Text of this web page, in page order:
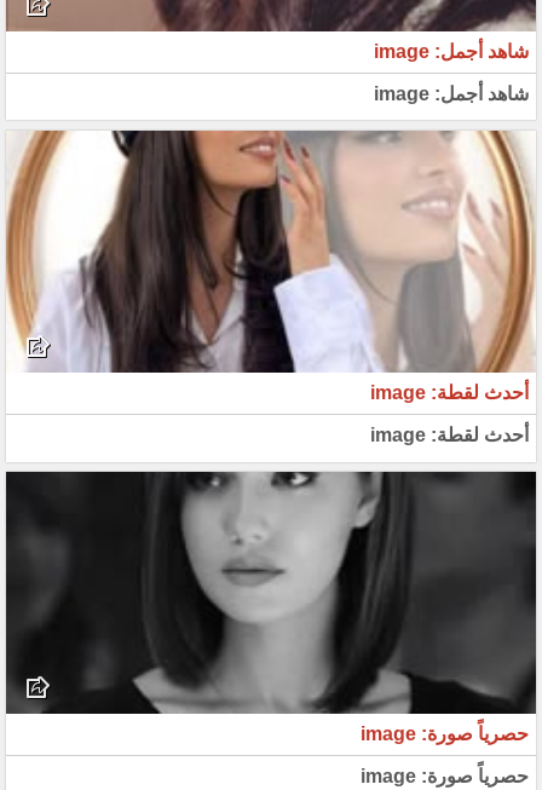
شاهد أجمل: image
شاهد أجمل: image
أحدث لقطة: image
أحدث لقطة: image
حصرياً صورة: image
حصرياً صورة: image